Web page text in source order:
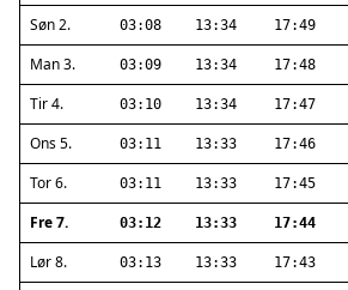
Søn 2. 03:08 13:34 17:49
Man 3. 03:09 13:34 17:48
Tir 4. 03:10 13:34 17:47
Ons 5. 03:11 13:33 17:46
Tor 6. 03:11 13:33 17:45
Fre 7. 03:12 13:33 17:44
Lør 8. 03:13 13:33 17:43